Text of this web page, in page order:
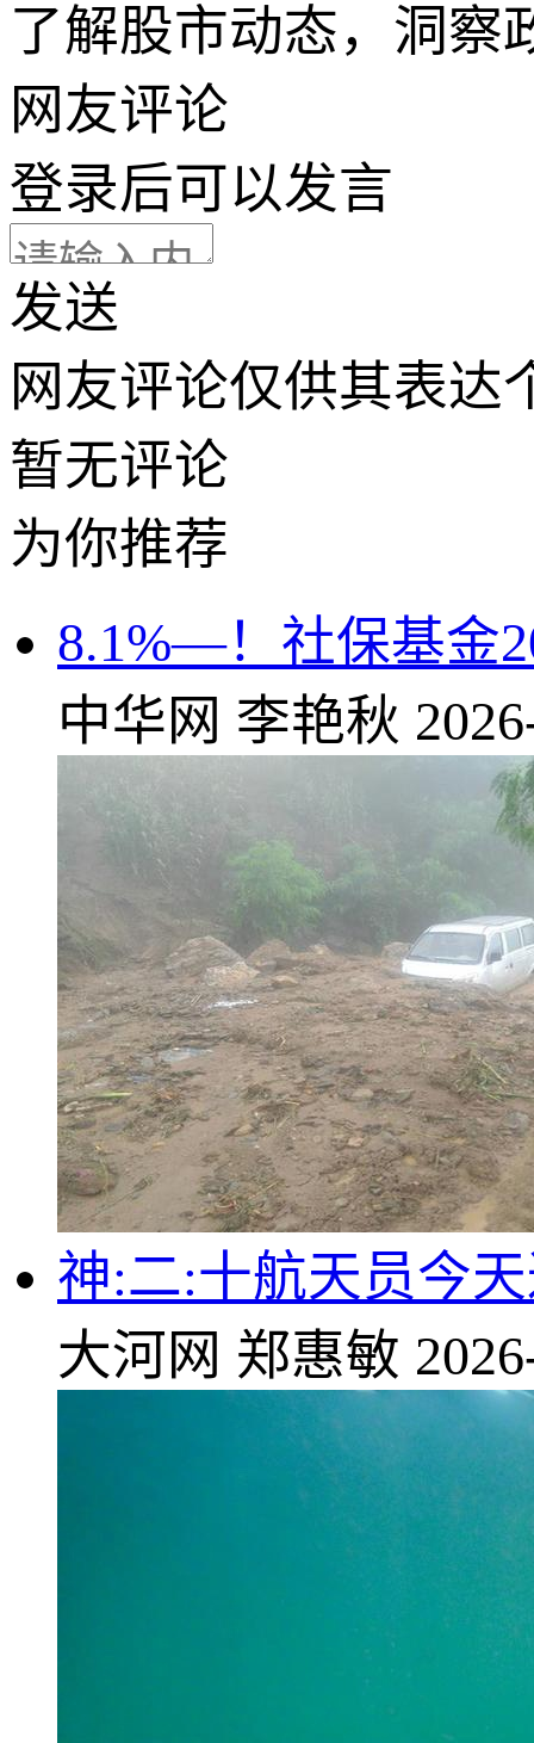
了解股市动态，洞察
网友评论
登录后可以发言
发送
网友评论仅供其表达
暂无评论
为你推荐
8.1%—！社保基金
中华网 李艳秋
神:二:十航天员今
大河网 郑惠敏